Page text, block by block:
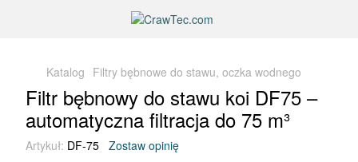
Katalog Filtry bębnowe do stawu, oczka wodnego
Filtr bębnowy do stawu koi DF75 –
automatyczna filtracja do 75 m³
Artykuł: DF-75 Zostaw opinię